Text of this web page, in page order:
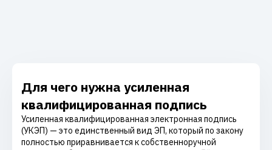
Для чего нужна усиленная
квалифицированная подпись
Усиленная квалифицированная электронная подпись
(УКЭП) — это единственный вид ЭП, который по закону
полностью приравнивается к собственноручной